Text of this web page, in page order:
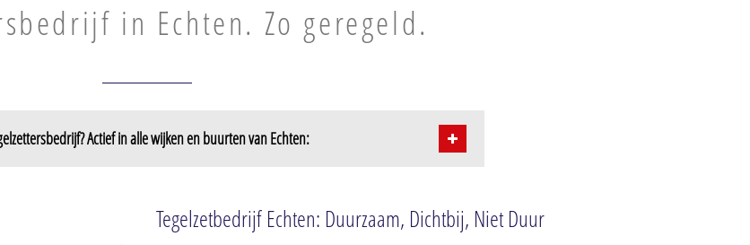
in Echten. Zo geregeld.
Actief in alle wijken en buurten van Echten:
Tegelzetbedrijf Echten: Duurzaam, Dichtbij, Niet Duur